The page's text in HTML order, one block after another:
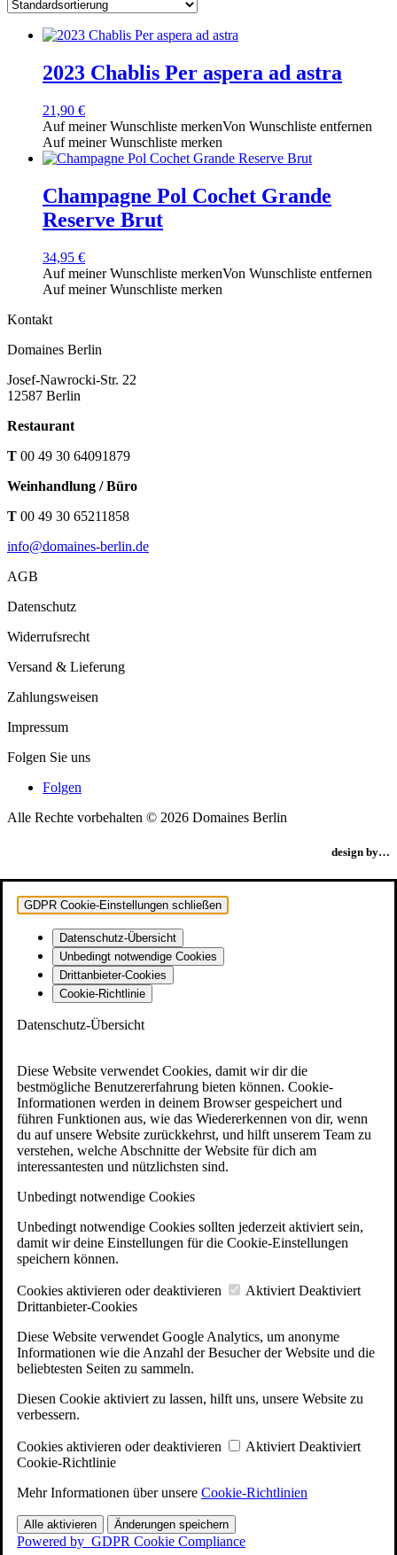
2023 Chablis Per aspera ad astra
21,90 €
Auf meiner Wunschliste merkenVon Wunschliste entfernen
Auf meiner Wunschliste merken
Champagne Pol Cochet Grande
Reserve Brut
34,95 €
Auf meiner Wunschliste merkenVon Wunschliste entfernen
Auf meiner Wunschliste merken
Kontakt
Domaines Berlin
Josef-Nawrocki-Str. 22
12587 Berlin
Restaurant
T 00 49 30 64091879
Weinhandlung / Büro
T 00 49 30 65211858
info@domaines-berlin.de
AGB
Datenschutz
Widerrufsrecht
Versand & Lieferung
Zahlungsweisen
Impressum
Folgen Sie uns
Folgen
Alle Rechte vorbehalten © 2026 Domaines Berlin
design by…
GDPR Cookie-Einstellungen schließen
Datenschutz-Übersicht
Unbedingt notwendige Cookies
Drittanbieter-Cookies
Cookie-Richtlinie
Datenschutz-Übersicht
Diese Website verwendet Cookies, damit wir dir die
bestmögliche Benutzererfahrung bieten können. Cookie-
Informationen werden in deinem Browser gespeichert und
führen Funktionen aus, wie das Wiedererkennen von dir, wenn
du auf unsere Website zurückkehrst, und hilft unserem Team zu
verstehen, welche Abschnitte der Website für dich am
interessantesten und nützlichsten sind.
Unbedingt notwendige Cookies
Unbedingt notwendige Cookies sollten jederzeit aktiviert sein,
damit wir deine Einstellungen für die Cookie-Einstellungen
speichern können.
Cookies aktivieren oder deaktivieren Aktiviert Deaktiviert
Drittanbieter-Cookies
Diese Website verwendet Google Analytics, um anonyme
Informationen wie die Anzahl der Besucher der Website und die
beliebtesten Seiten zu sammeln.
Diesen Cookie aktiviert zu lassen, hilft uns, unsere Website zu
verbessern.
Cookies aktivieren oder deaktivieren Aktiviert Deaktiviert
Cookie-Richtlinie
Mehr Informationen über unsere Cookie-Richtlinien
Alle aktivieren Änderungen speichern
Powered by GDPR Cookie Compliance